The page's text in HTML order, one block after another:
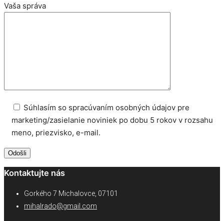
Vaša správa
Súhlasím so spracúvaním osobných údajov pre
marketing/zasielanie noviniek po dobu 5 rokov v rozsahu
meno, priezvisko, e-mail.
Kontaktujte nás
Gorkého 7 Michalovce, 07101
mihalrado@gmail.com